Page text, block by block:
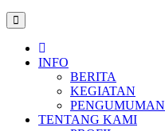
INFO
BERITA
KEGIATAN
PENGUMUMAN
TENTANG KAMI